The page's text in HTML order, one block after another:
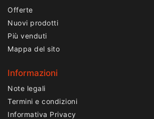
Offerte
Nuovi prodotti
Più venduti
Mappa del sito
Informazioni
Note legali
Termini e condizioni
Informativa Privacy